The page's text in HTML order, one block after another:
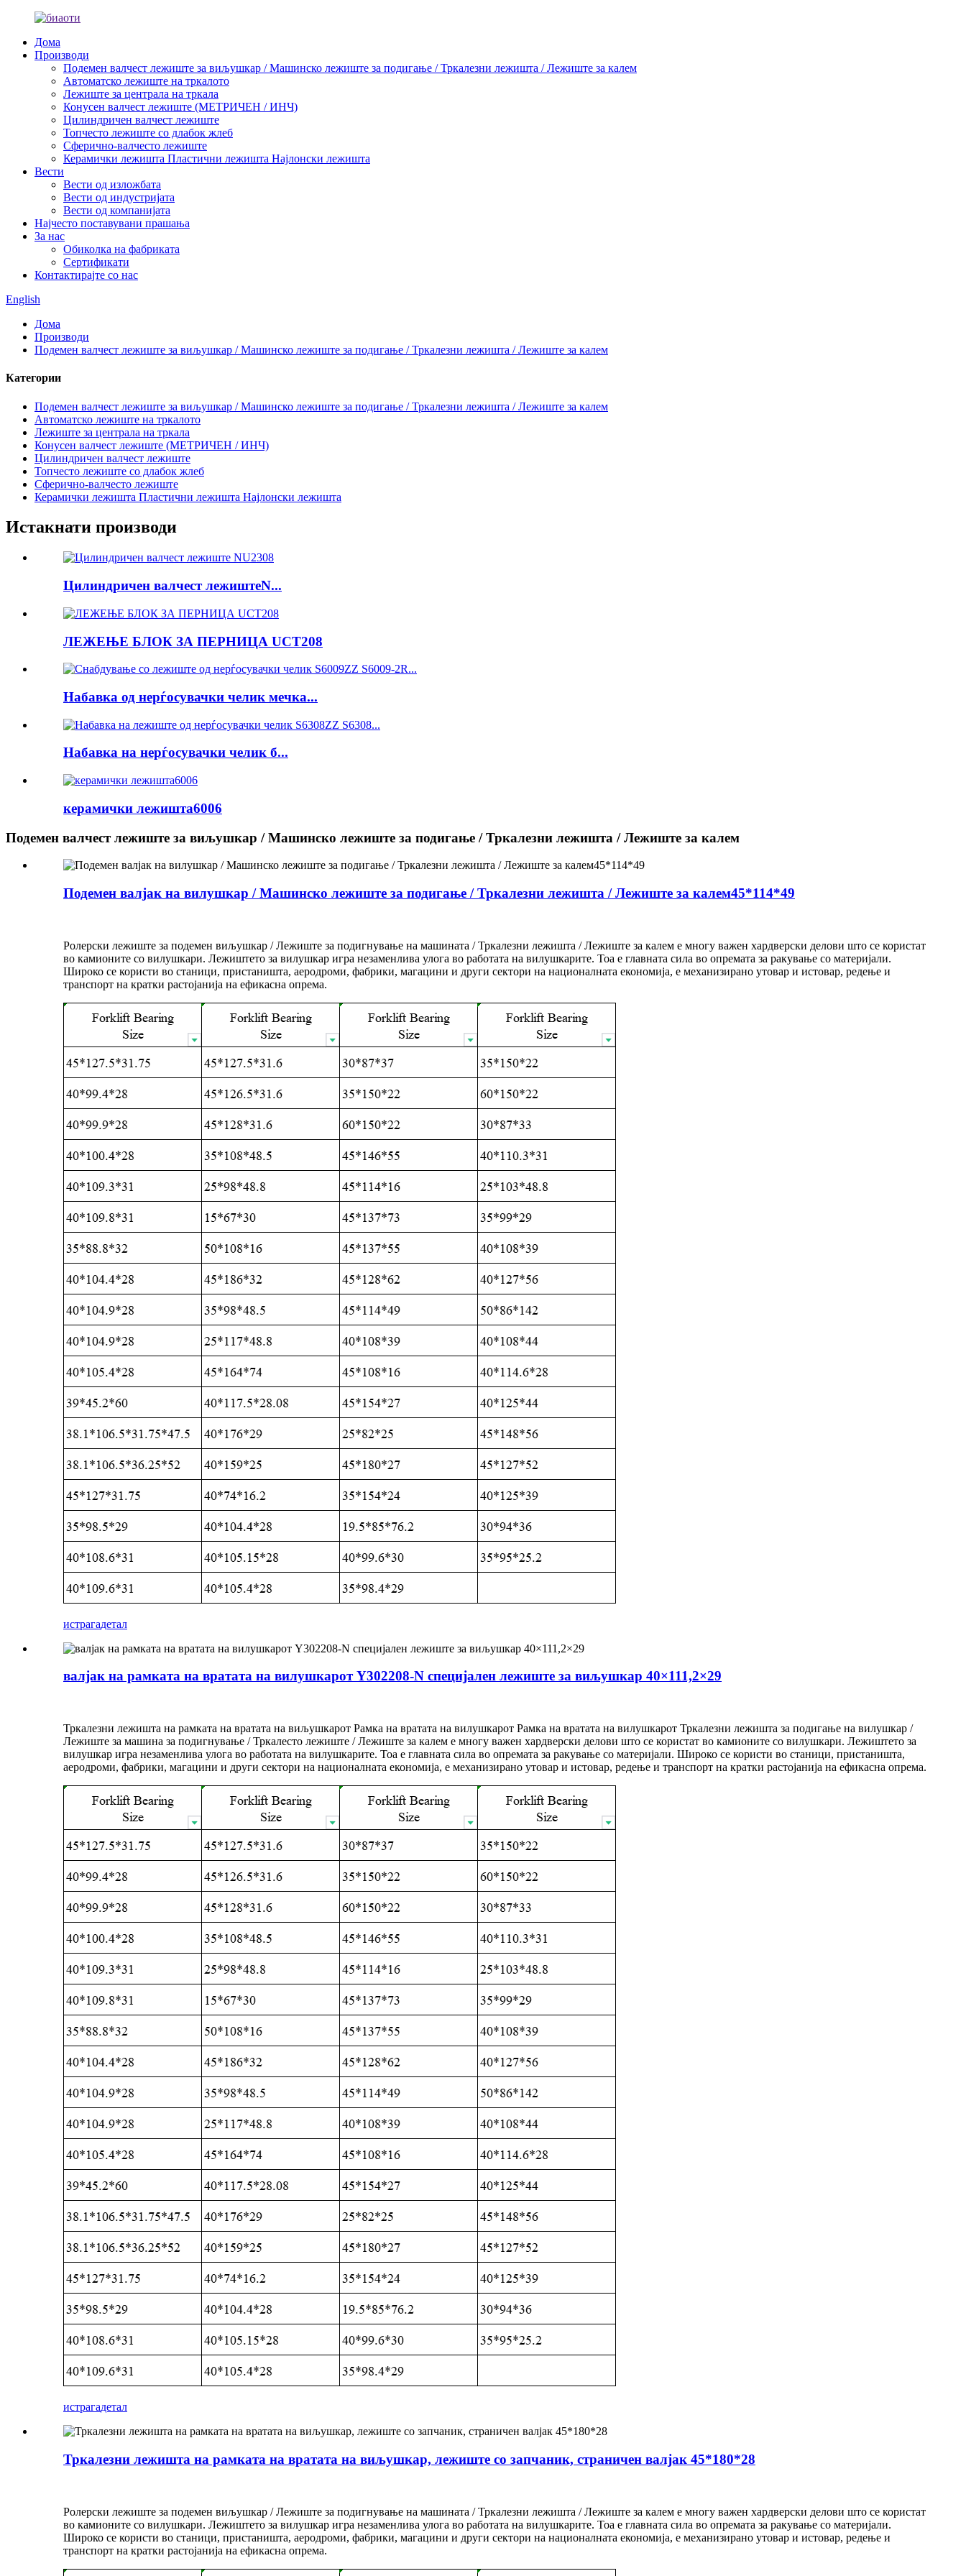
Дома
Производи
Подемен валчест лежиште за виљушкар / Машинско лежиште за подигање / Тркалезни лежишта / Лежиште за калем
Автоматско лежиште на тркалото
Лежиште за централа на тркала
Конусен валчест лежиште (МЕТРИЧЕН / ИНЧ)
Цилиндричен валчест лежиште
Топчесто лежиште со длабок жлеб
Сферично-валчесто лежиште
Керамички лежишта Пластични лежишта Најлонски лежишта
Вести
Вести од изложбата
Вести од индустријата
Вести од компанијата
Најчесто поставувани прашања
За нас
Обиколка на фабриката
Сертификати
Контактирајте со нас
English
Дома
Производи
Подемен валчест лежиште за виљушкар / Машинско лежиште за подигање / Тркалезни лежишта / Лежиште за калем
Категории
Подемен валчест лежиште за виљушкар / Машинско лежиште за подигање / Тркалезни лежишта / Лежиште за калем
Автоматско лежиште на тркалото
Лежиште за централа на тркала
Конусен валчест лежиште (МЕТРИЧЕН / ИНЧ)
Цилиндричен валчест лежиште
Топчесто лежиште со длабок жлеб
Сферично-валчесто лежиште
Керамички лежишта Пластични лежишта Најлонски лежишта
Истакнати производи
Цилиндричен валчест лежиштеN...
ЛЕЖЕЊЕ БЛОК ЗА ПЕРНИЦА UCT208
Набавка од нерѓосувачки челик мечка...
Набавка на нерѓосувачки челик б...
керамички лежишта6006
Подемен валчест лежиште за виљушкар / Машинско лежиште за подигање / Тркалезни лежишта / Лежиште за калем
Подемен валјак на вилушкар / Машинско лежиште за подигање / Тркалезни лежишта / Лежиште за калем45*114*49
Ролерски лежиште за подемен виљушкар / Лежиште за подигнување на машината / Тркалезни лежишта / Лежиште за калем е многу важен хардверски делови што се користат
во камионите со вилушкари. Лежиштето за вилушкар игра незаменлива улога во работата на вилушкарите. Тоа е главната сила во опремата за ракување со материјали.
Широко се користи во станици, пристаништа, аеродроми, фабрики, магацини и други сектори на националната економија, е механизирано утовар и истовар, редење и
транспорт на кратки растојанија на ефикасна опрема.
истрагадетал
валјак на рамката на вратата на вилушкарот Y302208-N специјален лежиште за виљушкар 40×111,2×29
Тркалезни лежишта на рамката на вратата на виљушкарот Рамка на вратата на вилушкарот Рамка на вратата на вилушкарот Тркалезни лежишта за подигање на вилушкар /
Лежиште за машина за подигнување / Тркалесто лежиште / Лежиште за калем е многу важен хардверски делови што се користат во камионите со вилушкари. Лежиштето за
вилушкар игра незаменлива улога во работата на вилушкарите. Тоа е главната сила во опремата за ракување со материјали. Широко се користи во станици, пристаништа,
аеродроми, фабрики, магацини и други сектори на националната економија, е механизирано утовар и истовар, редење и транспорт на кратки растојанија на ефикасна опрема.
истрагадетал
Тркалезни лежишта на рамката на вратата на виљушкар, лежиште со запчаник, страничен валјак 45*180*28
Ролерски лежиште за подемен виљушкар / Лежиште за подигнување на машината / Тркалезни лежишта / Лежиште за калем е многу важен хардверски делови што се користат
во камионите со вилушкари. Лежиштето за вилушкар игра незаменлива улога во работата на вилушкарите. Тоа е главната сила во опремата за ракување со материјали.
Широко се користи во станици, пристаништа, аеродроми, фабрики, магацини и други сектори на националната економија, е механизирано утовар и истовар, редење и
транспорт на кратки растојанија на ефикасна опрема.